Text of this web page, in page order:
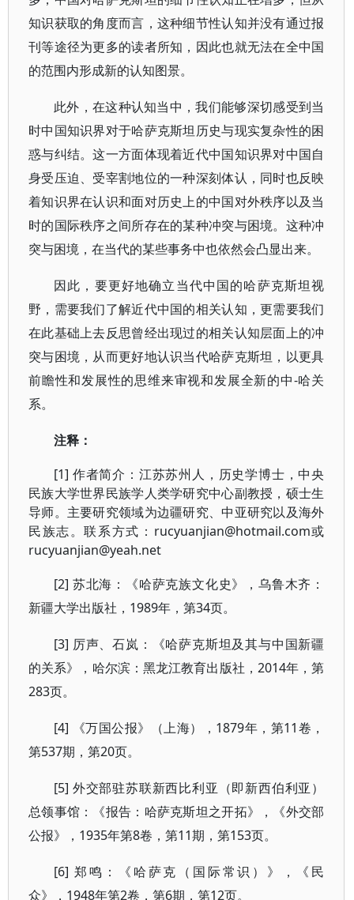
知识获取的角度而言，这种细节性认知并没有通过报
刊等途径为更多的读者所知，因此也就无法在全中国
的范围内形成新的认知图景。
此外，在这种认知当中，我们能够深切感受到当
时中国知识界对于哈萨克斯坦历史与现实复杂性的困
惑与纠结。这一方面体现着近代中国知识界对中国自
身受压迫、受宰割地位的一种深刻体认，同时也反映
着知识界在认识和面对历史上的中国对外秩序以及当
时的国际秩序之间所存在的某种冲突与困境。这种冲
突与困境，在当代的某些事务中也依然会凸显出来。
因此，要更好地确立当代中国的哈萨克斯坦视
野，需要我们了解近代中国的相关认知，更需要我们
在此基础上去反思曾经出现过的相关认知层面上的冲
突与困境，从而更好地认识当代哈萨克斯坦，以更具
前瞻性和发展性的思维来审视和发展全新的中-哈关
系。
注释：
[1] 作者简介：江苏苏州人，历史学博士，中央
民族大学世界民族学人类学研究中心副教授，硕士生
导师。主要研究领域为边疆研究、中亚研究以及海外
民族志。联系方式：rucyuanjian@hotmail.com或
rucyuanjian@yeah.net
[2] 苏北海：《哈萨克族文化史》，乌鲁木齐：
新疆大学出版社，1989年，第34页。
[3] 厉声、石岚：《哈萨克斯坦及其与中国新疆
的关系》，哈尔滨：黑龙江教育出版社，2014年，第
283页。
[4] 《万国公报》（上海），1879年，第11卷，
第537期，第20页。
[5] 外交部驻苏联新西比利亚（即新西伯利亚）
总领事馆：《报告：哈萨克斯坦之开拓》，《外交部
公报》，1935年第8卷，第11期，第153页。
[6] 郑鸣：《哈萨克（国际常识）》，《民
众》，1948年第2卷，第6期，第12页。